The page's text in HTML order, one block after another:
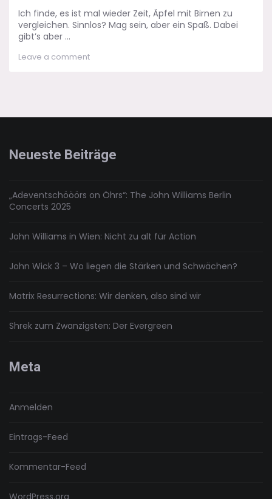
Ich finde, es ist mal wieder Zeit, Äpfel mit Birnen zu
vergleichen. Sinnlos? Mag sein, aber ein Spaß. Dabei
gibt’s aber ...
Leave a commenton
Neueste Beiträge
„Adeventschööörs on Öhrs“: The John Williams Berlin
Concerts 2025
John Williams in Wien: Nicht zu alt für Action
John Wick 3 – Wo liegen die Stärken und Schwächen?
Matrix Resurrections: Wir denken, also sind wir
Shrek zum Zwanzigsten: Der Evergreen
Meta
Anmelden
Eintrags-Feed
Kommentar-Feed
WordPress.org